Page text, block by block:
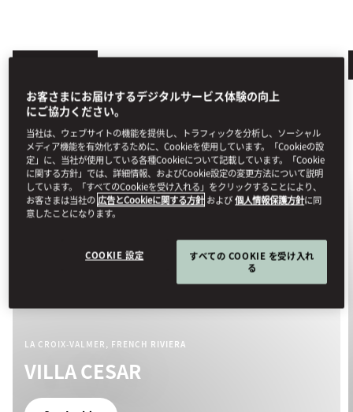
LA CROIX‑VALMER, FRENCH RIVIERA
VILLA CESAR
お客さまにお届けするデジタルサービス体験の向上
にご協力ください。
当社は、ウェブサイトの機能を提供し、トラフィックを分析し、ソーシャル
メディア機能を有効化するために、Cookieを使用しています。「Cookieの設
定」に、当社が使用している各種Cookieについて記載しています。「Cookie
に関する方針」では、詳細情報、およびCookie設定の変更方法について説明
しています。「すべてのCookieを受け入れる」をクリックすることにより、
お客さまは当社の 広告とCookieに関する方針 および個人情報保護方針に同
意したことになります。
COOKIE 設定
すべての COOKIE を受け入れ
る